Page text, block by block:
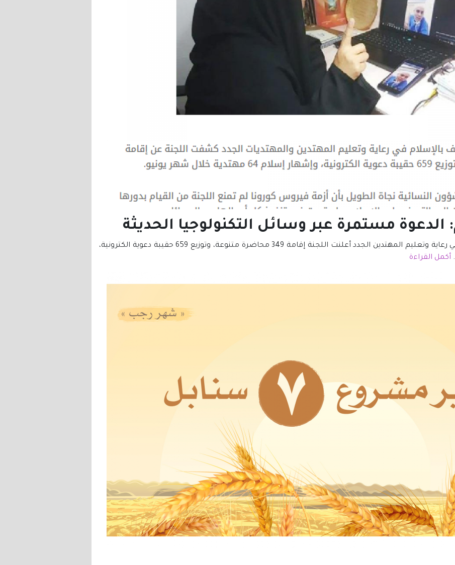
الدعوة مستمرة عبر وسائل التكنولوجيا الحديثة
ضمن جهود لجنة التعريف بالإسلام في رعاية وتعليم المهتدين الجدد أعلنت اللجنة إقامة 349 محاضرة متنوعة، وتوزيع 659 حقيبة دعوية الكترونية،
أكمل القراءة